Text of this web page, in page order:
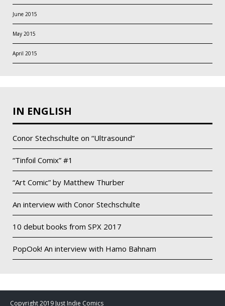
June 2015
May 2015
April 2015
IN ENGLISH
Conor Stechschulte on “Ultrasound”
“Tinfoil Comix” #1
“Art Comic” by Matthew Thurber
An interview with Conor Stechschulte
10 debut books from SPX 2017
PopOok! An interview with Hamo Bahnam
Copyright 2019 Just Indie Comics